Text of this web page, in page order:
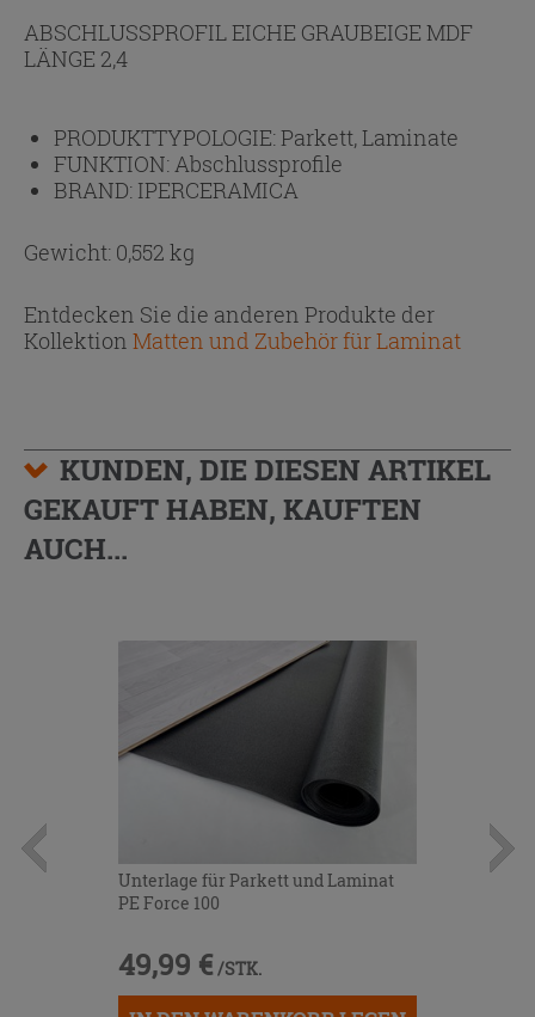
ABSCHLUSSPROFIL EICHE GRAUBEIGE MDF
LÄNGE 2,4
PRODUKTTYPOLOGIE:Parkett, Laminate
FUNKTION: Abschlussprofile
BRAND: IPERCERAMICA
Gewicht: 0,552 kg
Entdecken Sie die anderen Produkte der
Kollektion Matten und Zubehör für Laminat
KUNDEN, DIE DIESEN ARTIKEL
GEKAUFT HABEN, KAUFTEN
AUCH...
Unterlage für Parkett und Laminat
PE Force 100
49,99 € /STK.